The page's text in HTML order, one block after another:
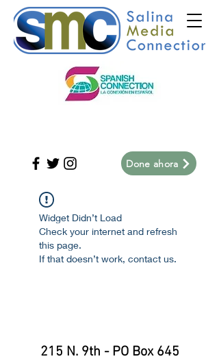
Done ahora
Widget Didn’t Load
Check your internet and refresh
this page.
If that doesn’t work, contact us.
215 N. 9th - PO Box 645